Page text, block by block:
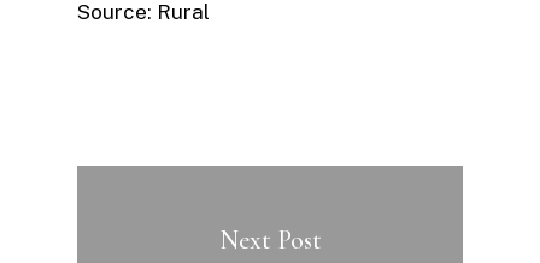
Source: Rural
Next Post